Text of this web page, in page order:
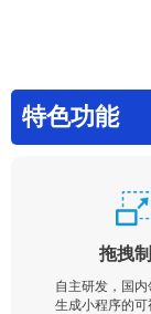
特色功能
拖拽
自主研发，国
生成小程序的可